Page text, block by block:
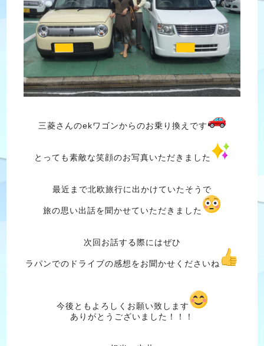
三菱さんのekワゴンからのお乗り換えです
とっても素敵な笑顔のお写真いただきました
最近まで北欧旅行に出かけていたそうで
旅の思い出話を聞かせていただきました
次回お話する際にはぜひ
ラパンでのドライブの感想をお聞かせくださいね
今後ともよろしくお願い致します
ありがとうございました！！！